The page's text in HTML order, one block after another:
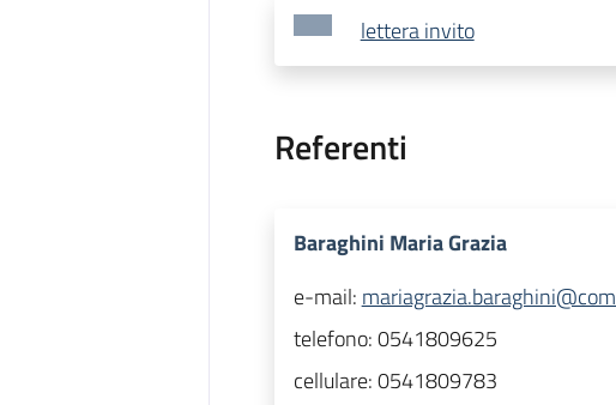
lettera invito
Referenti
Baraghini Maria Grazia
e-mail:
telefono:0541809625
cellulare:0541809783